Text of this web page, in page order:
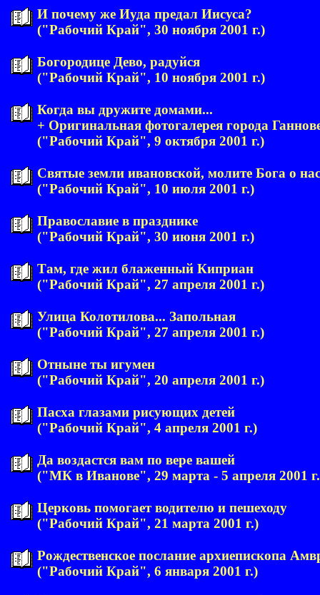
И почему же Иуда предал Иисуса?
("Рабочий Край", 30 ноября 2001 г.)
Богородице Дево, радуйся
("Рабочий Край", 10 ноября 2001 г.)
Когда вы дружите домами...
+ Оригинальная фотогалерея города
("Рабочий Край", 9 октября 2001 г.)
Святые земли ивановской, молите Бога о
("Рабочий Край", 10 июля 2001 г.)
Православие в празднике
("Рабочий Край", 30 июня 2001 г.)
Там, где жил блаженный Киприан
("Рабочий Край", 27 апреля 2001 г.)
Улица Колотилова... Запольная
("Рабочий Край", 27 апреля 2001 г.)
Отныне ты игумен
("Рабочий Край", 20 апреля 2001 г.)
Пасха глазами рисующих детей
("Рабочий Край", 4 апреля 2001 г.)
Да воздастся вам по вере вашей
("МК в Иванове", 29 марта - 5 апреля 2001
Церковь помогает водителю и пешеходу
("Рабочий Край", 21 марта 2001 г.)
Рождественское послание архиепископа
("Рабочий Край", 6 января 2001 г.)